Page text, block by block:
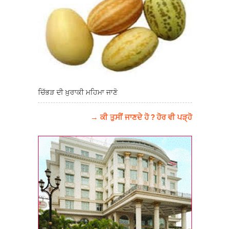
ਚਿੱਭੜ ਦੀ ਖ਼ੁਰਾਕੀ ਮਹਿਮਾ ਜਾਣੋ
→ ਕੀ ਤੁਸੀਂ ਜਾਣਦੇ ਹੋ ? ਹੋਰ ਵੀ ਪੜ੍ਹੋ